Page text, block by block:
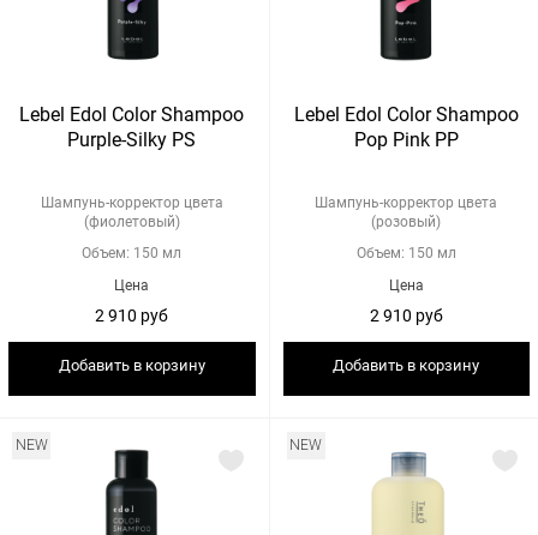
120
Lebel Edol Color Shampoo
Purple-Silky PS
Шампунь-корректор цвета
(фиолетовый)
Объем: 150 мл
Цена
2 910 руб
Добавить в корзину
Lebel Edol Color Shampoo
Pop Pink PP
Шампунь-корректор цвета
(розовый)
Объем: 150 мл
Цена
2 910 руб
Добавить в корзину
NEW NEW